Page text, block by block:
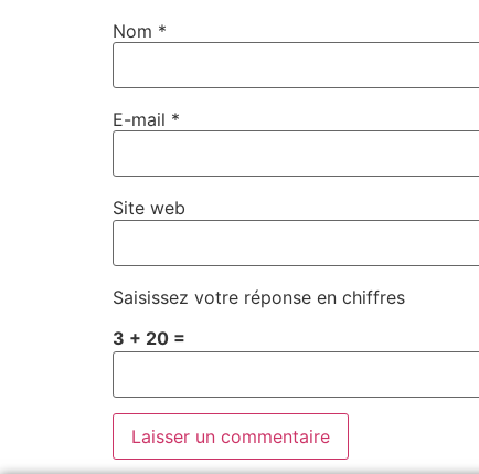
Nom *
E-mail *
Site web
Saisissez votre réponse en chiffres
3 + 20 =